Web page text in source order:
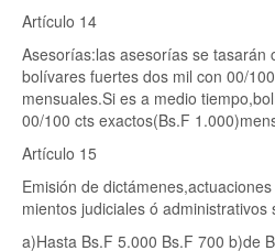
Artículo 14
Asesorías:las asesorías se
bolívares fuertes dos mil con 00/
mensuales.Si es a medio
00/100 cts exactos(Bs.F
Artículo 15
Emisión de
mientos judiciales ó
a)Hasta Bs.F 5.000 Bs.F 700 b)de